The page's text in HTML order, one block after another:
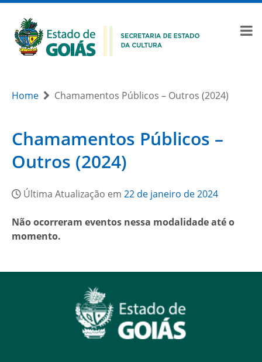
Home Chamamentos Públicos – Outros (2024)
Chamamentos Públicos –
Outros (2024)
Última Atualização em 22 de janeiro de 2024
Não ocorreram eventos nessa modalidade até o
momento.